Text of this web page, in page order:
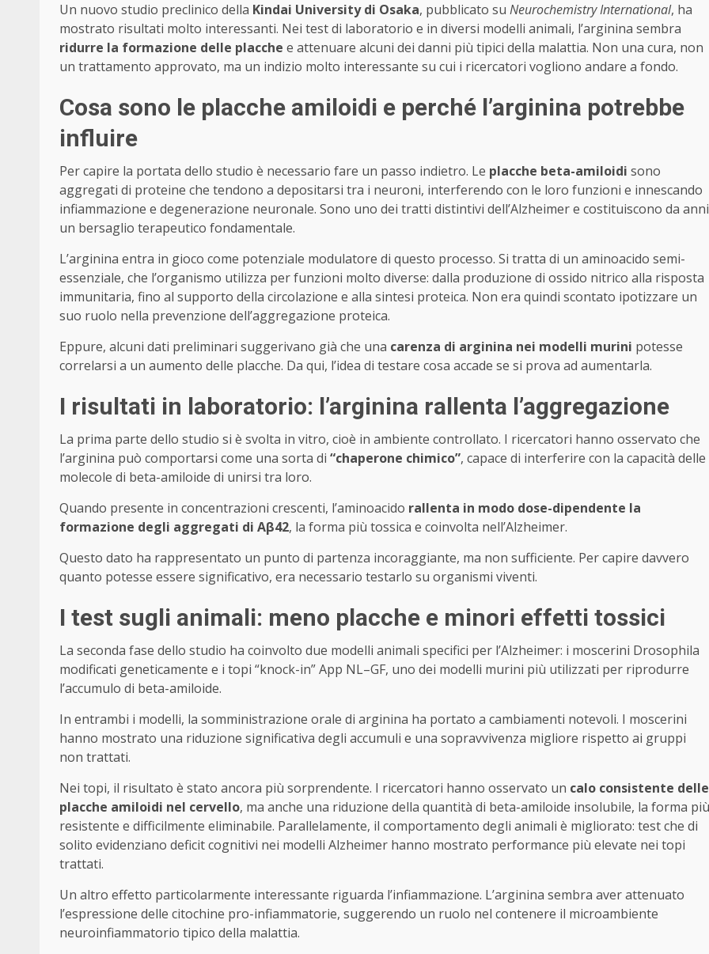
Un nuovo studio preclinico della Kindai University di Osaka, pubblicato su Neurochemistry International, ha
mostrato risultati molto interessanti. Nei test di laboratorio e in diversi modelli animali, l’arginina sembra
ridurre la formazione delle placche e attenuare alcuni dei danni più tipici della malattia. Non una cura, non
un trattamento approvato, ma un indizio molto interessante su cui i ricercatori vogliono andare a fondo.
Cosa sono le placche amiloidi e perché l’arginina potrebbe
influire
Per capire la portata dello studio è necessario fare un passo indietro. Le placche beta-amiloidi sono
aggregati di proteine che tendono a depositarsi tra i neuroni, interferendo con le loro funzioni e innescando
infiammazione e degenerazione neuronale. Sono uno dei tratti distintivi dell’Alzheimer e costituiscono da anni
un bersaglio terapeutico fondamentale.
L’arginina entra in gioco come potenziale modulatore di questo processo. Si tratta di un aminoacido semi-
essenziale, che l’organismo utilizza per funzioni molto diverse: dalla produzione di ossido nitrico alla risposta
immunitaria, fino al supporto della circolazione e alla sintesi proteica. Non era quindi scontato ipotizzare un
suo ruolo nella prevenzione dell’aggregazione proteica.
Eppure, alcuni dati preliminari suggerivano già che una carenza di arginina nei modelli murini potesse
correlarsi a un aumento delle placche. Da qui, l’idea di testare cosa accade se si prova ad aumentarla.
I risultati in laboratorio: l’arginina rallenta l’aggregazione
La prima parte dello studio si è svolta in vitro, cioè in ambiente controllato. I ricercatori hanno osservato che
l’arginina può comportarsi come una sorta di “chaperone chimico”, capace di interferire con la capacità delle
molecole di beta-amiloide di unirsi tra loro.
Quando presente in concentrazioni crescenti, l’aminoacido rallenta in modo dose-dipendente la
formazione degli aggregati di Aβ42, la forma più tossica e coinvolta nell’Alzheimer.
Questo dato ha rappresentato un punto di partenza incoraggiante, ma non sufficiente. Per capire davvero
quanto potesse essere significativo, era necessario testarlo su organismi viventi.
I test sugli animali: meno placche e minori effetti tossici
La seconda fase dello studio ha coinvolto due modelli animali specifici per l’Alzheimer: i moscerini Drosophila
modificati geneticamente e i topi “knock-in” App NL–GF, uno dei modelli murini più utilizzati per riprodurre
l’accumulo di beta-amiloide.
In entrambi i modelli, la somministrazione orale di arginina ha portato a cambiamenti notevoli. I moscerini
hanno mostrato una riduzione significativa degli accumuli e una sopravvivenza migliore rispetto ai gruppi
non trattati.
Nei topi, il risultato è stato ancora più sorprendente. I ricercatori hanno osservato un calo consistente delle
placche amiloidi nel cervello, ma anche una riduzione della quantità di beta-amiloide insolubile, la forma più
resistente e difficilmente eliminabile. Parallelamente, il comportamento degli animali è migliorato: test che di
solito evidenziano deficit cognitivi nei modelli Alzheimer hanno mostrato performance più elevate nei topi
trattati.
Un altro effetto particolarmente interessante riguarda l’infiammazione. L’arginina sembra aver attenuato
l’espressione delle citochine pro-infiammatorie, suggerendo un ruolo nel contenere il microambiente
neuroinfiammatorio tipico della malattia.